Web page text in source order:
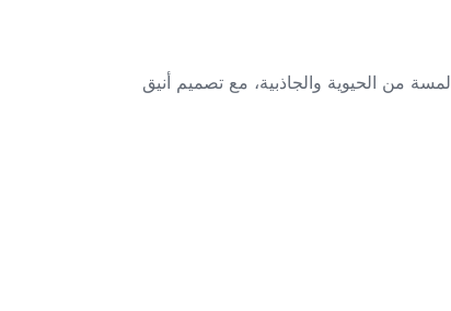
من الحيوية والجاذبية، مع تصميم أنيق